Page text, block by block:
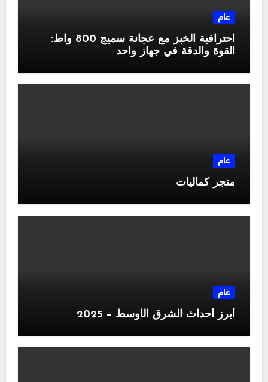
عام
احترافية الخبز مع عجانة سميج 800 واط:
القوة والدقة في جهاز واحد
عام
متجر كماليات
عام
أبرز أحداث الشرق الأوسط – 2025